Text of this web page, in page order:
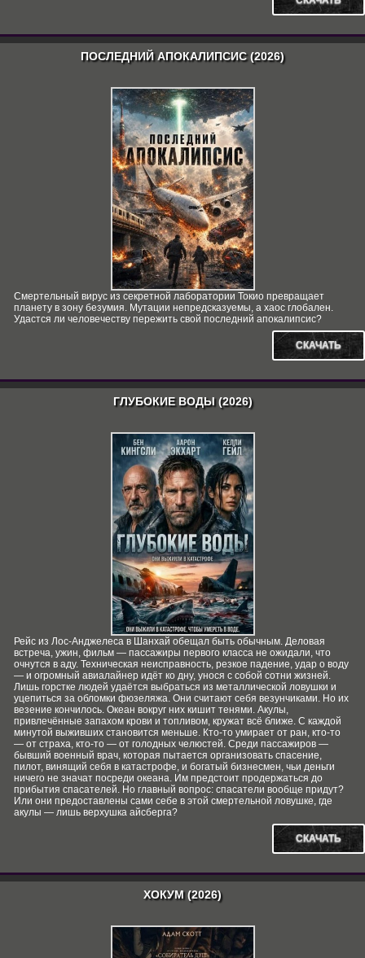
ПОСЛЕДНИЙ АПОКАЛИПСИС (2026)
Смертельный вирус из секретной лаборатории Токио превращает
планету в зону безумия. Мутации непредсказуемы, а хаос глобален.
Удастся ли человечеству пережить свой последний апокалипсис?
СКАЧАТЬ
ГЛУБОКИЕ ВОДЫ (2026)
Рейс из Лос-Анджелеса в Шанхай обещал быть обычным. Деловая
встреча, ужин, фильм — пассажиры первого класса не ожидали, что
очнутся в аду. Техническая неисправность, резкое падение, удар о воду
— и огромный авиалайнер идёт ко дну, унося с собой сотни жизней.
Лишь горстке людей удаётся выбраться из металлической ловушки и
уцепиться за обломки фюзеляжа. Они считают себя везунчиками. Но их
везение кончилось. Океан вокруг них кишит тенями. Акулы,
привлечённые запахом крови и топливом, кружат всё ближе. С каждой
минутой выживших становится меньше. Кто-то умирает от ран, кто-то
— от страха, кто-то — от голодных челюстей. Среди пассажиров —
бывший военный врач, которая пытается организовать спасение,
пилот, винящий себя в катастрофе, и богатый бизнесмен, чьи деньги
ничего не значат посреди океана. Им предстоит продержаться до
прибытия спасателей. Но главный вопрос: спасатели вообще придут?
Или они предоставлены сами себе в этой смертельной ловушке, где
акулы — лишь верхушка айсберга?
СКАЧАТЬ
ХОКУМ (2026)